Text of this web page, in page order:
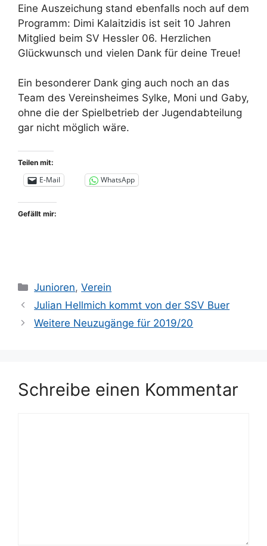
Eine Auszeichung stand ebenfalls noch auf dem
Programm: Dimi Kalaitzidis ist seit 10 Jahren
Mitglied beim SV Hessler 06. Herzlichen
Glückwunsch und vielen Dank für deine Treue!
Ein besonderer Dank ging auch noch an das
Team des Vereinsheimes Sylke, Moni und Gaby,
ohne die der Spielbetrieb der Jugendabteilung
gar nicht möglich wäre.
Teilen mit:
E-Mail WhatsApp
Gefällt mir:
Kategorien
Junioren,Verein
Julian Hellmich kommt von der SSV Buer
Weitere Neuzugänge für 2019/20
Schreibe einen Kommentar